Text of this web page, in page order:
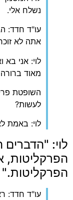
נשלח אלי.
עו"ד חדד:
אתה לא
לוי: אני
מאוד ברורה
השופטת
לעשות?
לוי: באמת
לוי: "הדברים
הפרקליטות,
הפרקליטות."
עו"ד חדד: